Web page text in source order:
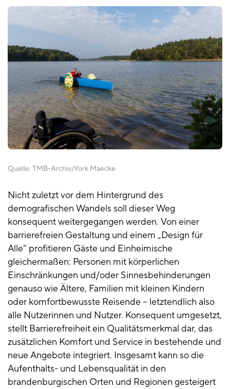
Quelle: TMB-Archiv/York Maecke
Nicht zuletzt vor dem Hintergrund des
demografischen Wandels soll dieser Weg
konsequent weitergegangen werden. Von einer
barrierefreien Gestaltung und einem „Design für
Alle“ profitieren Gäste und Einheimische
gleichermaßen: Personen mit körperlichen
Einschränkungen und/oder Sinnesbehinderungen
genauso wie Ältere, Familien mit kleinen Kindern
oder komfortbewusste Reisende – letztendlich also
alle Nutzerinnen und Nutzer. Konsequent umgesetzt,
stellt Barrierefreiheit ein Qualitätsmerkmal dar, das
zusätzlichen Komfort und Service in bestehende und
neue Angebote integriert. Insgesamt kann so die
Aufenthalts- und Lebensqualität in den
brandenburgischen Orten und Regionen gesteigert